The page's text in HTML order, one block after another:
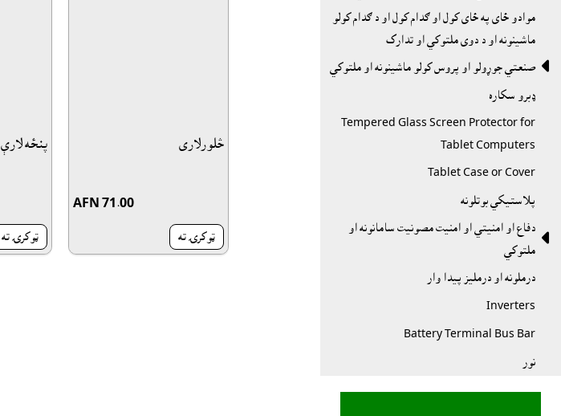
موادو ځاى په ځاى کول او ګدام کول او د ګدام کولو
ماشينونه او د دوى ملتوکي او تدارک
 صنعتي جوړولو او پروس کولو ماشينونه او ملتوکي
ډبرو سکاره
Tempered Glass Screen Protector for
Tablet Computers
Tablet Case or Cover
پلاستيکي بوتلونه
 دفاع او امنيتي او امنيت مصونيت سامانونه او
ملتوکي
درملونه او درمليز پيدا وار
Inverters
Battery Terminal Bus Bar
نور
څلورلارى
AFN 71.00
ټوکرۍ ته
پنځه لارې
ټوکرۍ ته